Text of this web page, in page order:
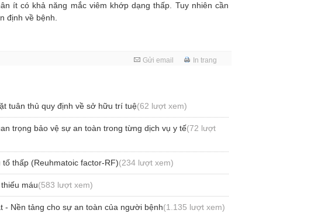
ít có khả năng mắc viêm khớp dạng thấp. Tuy nhiên cần
định về bệnh.
Gửi email In trang
tuân thủ quy định về sở hữu trí tuệ(62 lượt xem)
trọng bảo vệ sự an toàn trong từng dịch vụ y tế(72 lượt
thấp (Reuhmatoic factor-RF)(234 lượt xem)
máu(583 lượt xem)
- Nền tảng cho sự an toàn của người bệnh(1.135 lượt xem)